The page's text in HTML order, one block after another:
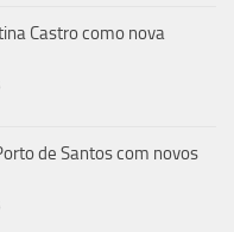
Castro como nova
de Santos com novos